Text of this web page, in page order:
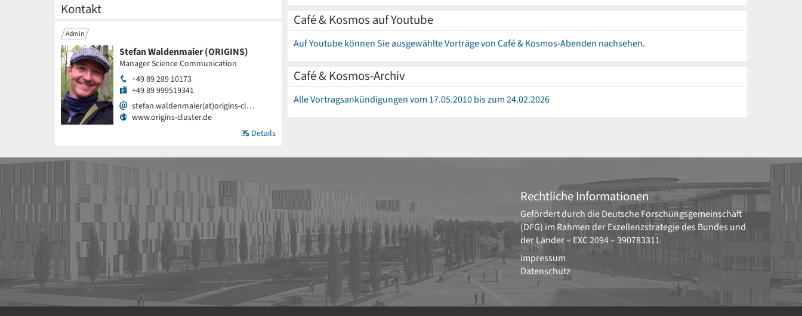
Kontakt
Admin
Stefan Waldenmaier (ORIGINS)
Manager Science Communication
+49 89 289 10173
+49 89 999519341
stefan.waldenmaier(at)origins-cl…
www.origins-cluster.de
Details
Café & Kosmos auf Youtube
Auf Youtube können Sie ausgewählte Vorträge von Café & Kosmos-Abenden nachsehen.
Café & Kosmos-Archiv
Alle Vortragsankündigungen vom 17.05.2010 bis zum 24.02.2026
Rechtliche Informationen
Gefördert durch dieDeutsche Forschungsgemeinschaft
(DFG) im Rahmen der Exzellenzstrategie des Bundes und
der Länder – EXC 2094 – 390783311
Impressum
Datenschutz